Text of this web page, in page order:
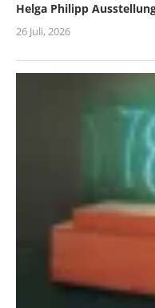
Helga Philipp
26 Juli, 2026